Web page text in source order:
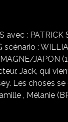
:
:
JAPON
Jack, qui
Les choses
, Mélanie